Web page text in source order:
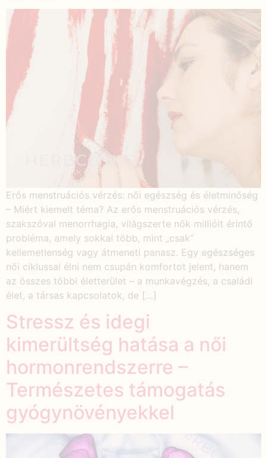
Erős menstruációs vérzés: női egészség és életminőség
– Miért kiemelt téma? Az erős menstruációs vérzés,
szakszóval menorrhagia, világszerte nők millióit érintő
probléma, amely sokkal több, mint „csak”
kellemetlenség vagy átmeneti panasz. Egy egészséges
női ciklussal élni nem csupán komfortot jelent, hanem
az összes többi életterület – a munkavégzés, a családi
élet, a társas kapcsolatok, de […]
Stressz és idegi
kimerültség hatása a női
hormonrendszerre –
Természetes támogatás
gyógynövényekkel